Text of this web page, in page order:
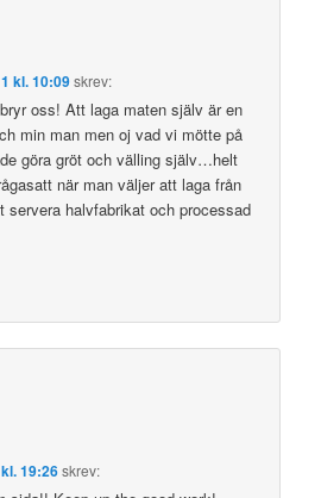
kl. 10:09skrev:
oss! Att laga maten själv är en
min man men oj vad vi mötte på
göra gröt och välling själv…helt
när man väljer att laga från
servera halvfabrikat och processad
19:26skrev: